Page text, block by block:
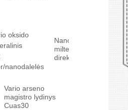
Nano cerio oksido
miltelių generalinis
direktorius2
nanopowder/
Vario arseno
magistro lydinys
Cuas30